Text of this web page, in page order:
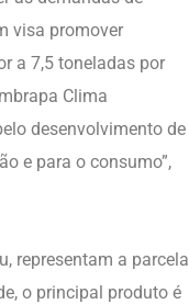
visa promover
a 7,5 toneladas por
Clima
desenvolvimento de
e para o consumo”,
representam a parcela
o principal produto é